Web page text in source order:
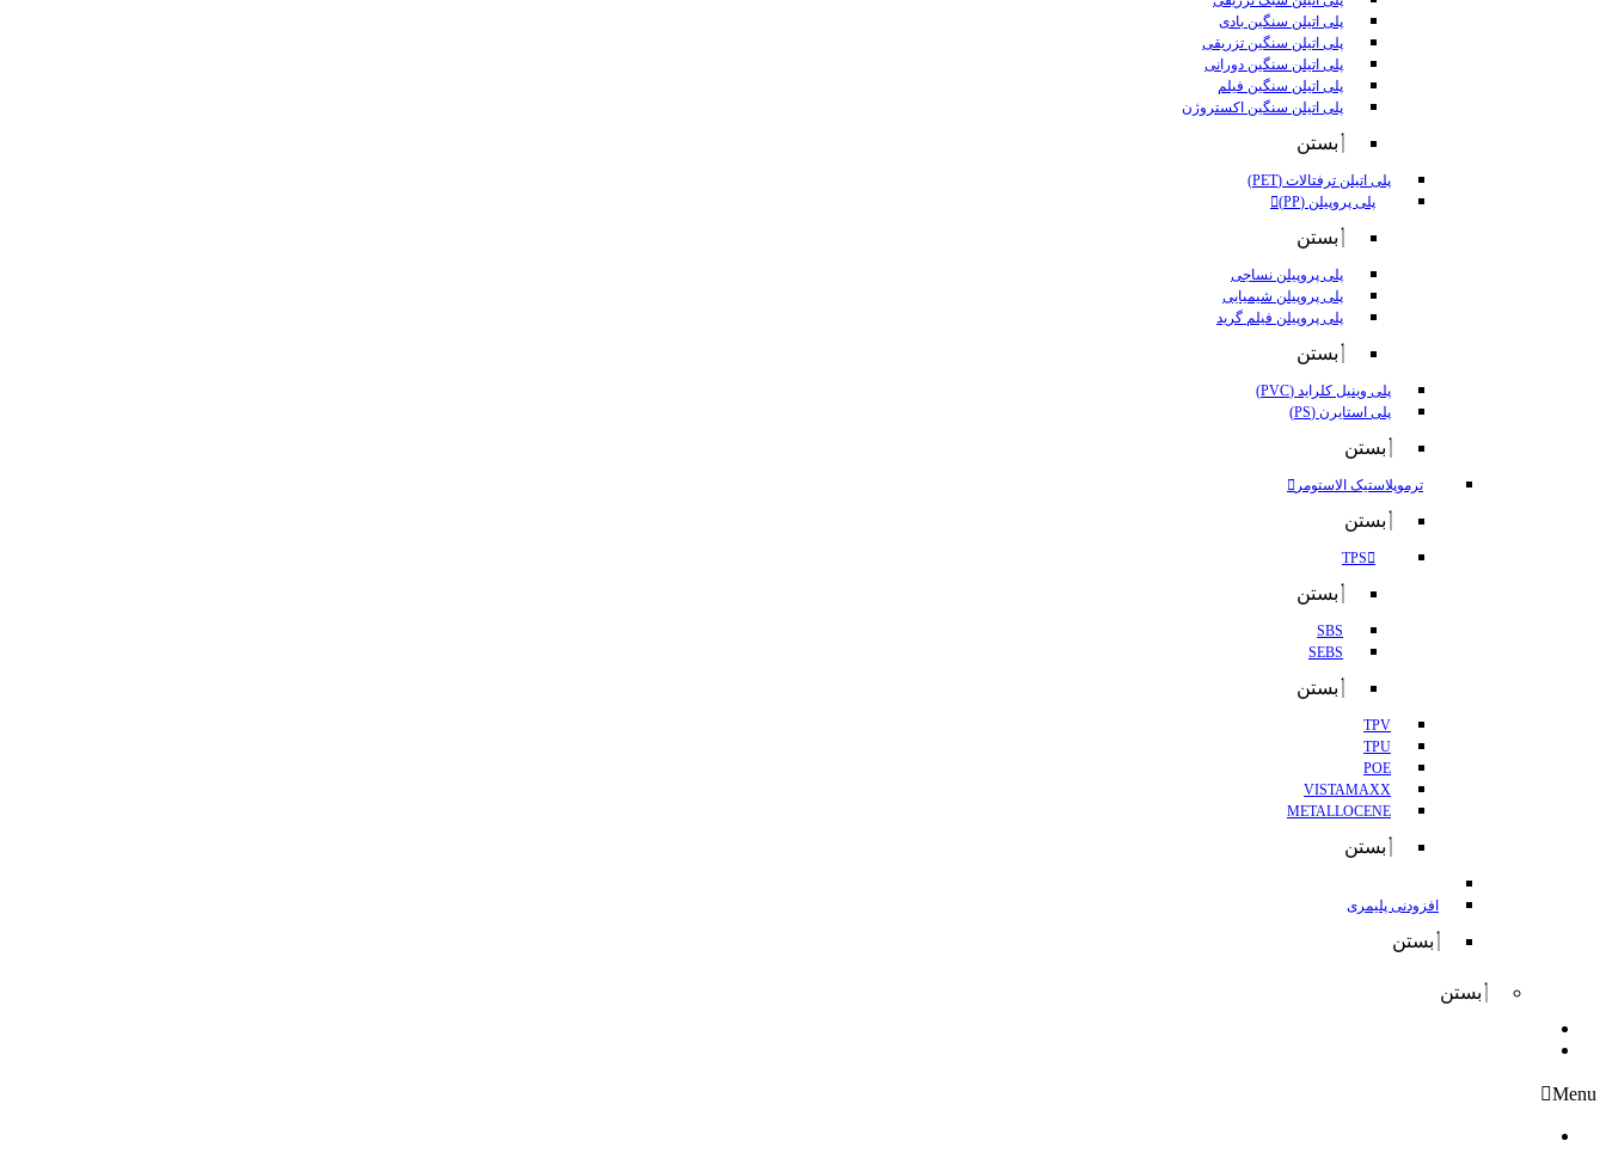
پلی اتیلن سنگین بادی
پلی اتیلن سنگین تزریقی
پلی اتیلن سنگین دورانی
پلی اتیلن سنگین فیلم
پلی اتیلن سنگین اکستروژن
بستن
پلی اتیلن ترفتالات (PET)
پلی پروپیلن (PP)
بستن
پلی پروپیلن نساجی
پلی پروپیلن شیمیایی
پلی پروپیلن فیلم گرید
بستن
پلی وینیل کلراید (PVC)
پلی استایرن (PS)
بستن
ترموپلاستیک الاستومر
بستن
TPS
بستن
SBS
SEBS
بستن
TPV
TPU
POE
VISTAMAXX
METALLOCENE
بستن
افزودنی پلیمری
بستن
بستن
Menu